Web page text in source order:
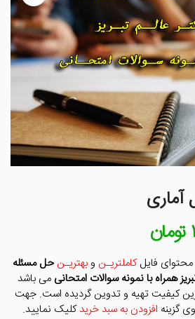
۳,۵۰۰ تومان
تومان
۳,۰۰۰ تومان
است.
محتوای فایلکاملتریـن و بهتریـن حل مسئله
همراه با نمونه سوالات امتحانی می باشد
کیفیت تهیه و تدوین گردیده است. جهت
گزینه افزودن به سبد خریدکلیک نمایید.